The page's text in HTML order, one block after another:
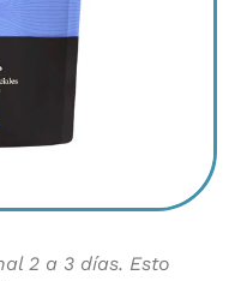
2 a 3 días. Esto